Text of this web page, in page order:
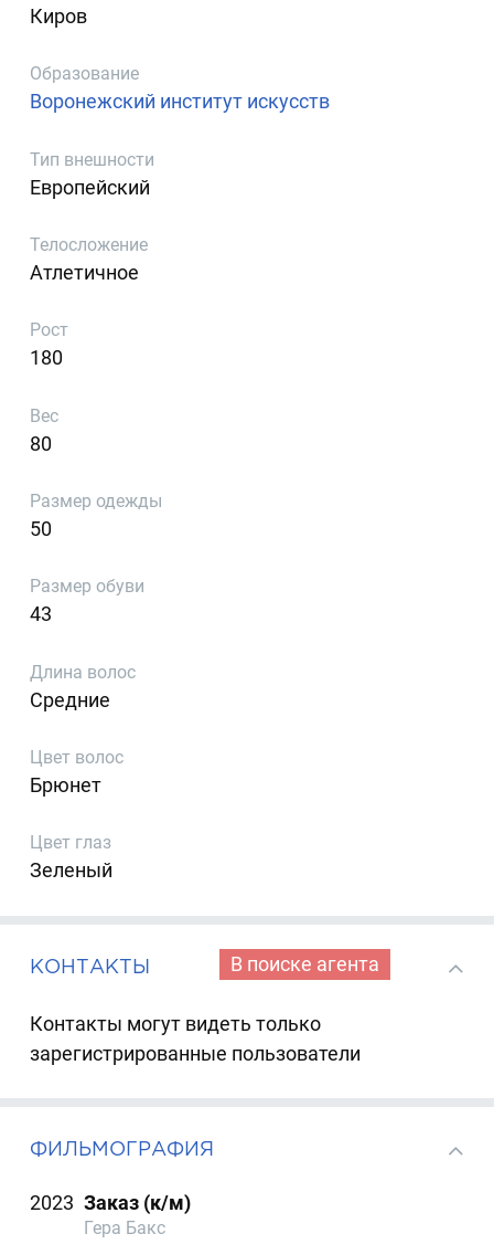
Киров
Образование
Воронежский институт искусств
Тип внешности
Европейский
Телосложение
Атлетичное
Рост
180
Вес
80
Размер одежды
50
Размер обуви
43
Длина волос
Средние
Цвет волос
Брюнет
Цвет глаз
Зеленый
КОНТАКТЫ В поиске агента
Контакты могут видеть только
зарегистрированные пользователи
ФИЛЬМОГРАФИЯ
2023 Заказ (к/м)
Гера Бакс